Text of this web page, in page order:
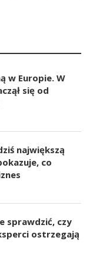
w Europie. W
się od
największą
co
sprawdzić, czy
ostrzegają